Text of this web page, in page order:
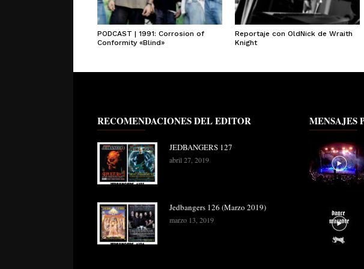
PODCAST | 1991: Corrosion of
Conformity «Blind»
Reportaje con OldNick de Wraith
Knight
RECOMENDACIONES DEL EDITOR
JEDBANGERS 127
abril 27, 2019
Jedbangers 126 (Marzo 2019)
marzo 13, 2019
MENSAJES